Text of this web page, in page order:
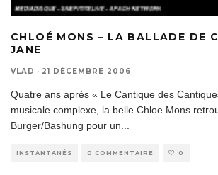
CHLOÉ MONS – LA BALLADE DE
JANE
VLAD · 21 DÉCEMBRE 2006
Quatre ans après « Le Cantique des
musicale complexe, la belle Chloe Mons
Burger/Bashung pour un
INSTANTANÉS 0 COMMENTAIRE 0